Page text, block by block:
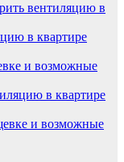
вентиляцию в
в квартире
и возможные
в квартире
и возможные